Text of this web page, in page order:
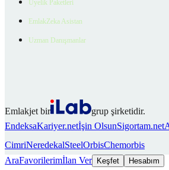
Üyelik Paketleri
EmlakZeka Asistan
Uzman Danışmanlar
Emlakjet bir
grup şirketidir.
EndeksaKariyer.netİşin OlsunSigortam.net
CimriNeredekalSteelOrbisChemorbis
AraFavorilerimİlan Ver Keşfet Hesabım